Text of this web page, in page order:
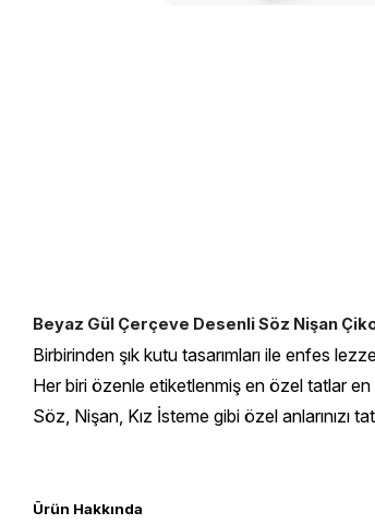
Beyaz Gül Çerçeve Desenli Söz Nişan
Birbirinden şık kutu tasarımları ile enfes
Her biri özenle etiketlenmiş en özel tatlar
Söz, Nişan, Kız İsteme gibi özel anlarınızı
Ürün Hakkında